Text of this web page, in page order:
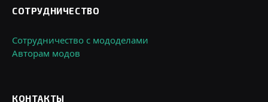
СОТРУДНИЧЕСТВО
Сотрудничество с мододелами
Авторам модов
КОНТАКТЫ